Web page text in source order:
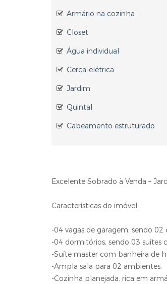
Armário na cozinha
Closet
Água individual
Cerca-elétrica
Jardim
Quintal
Cabeamento estruturado
Excelente Sobrado à Venda –
Características do imóvel:
-04 vagas de garagem, sendo 02
-04 dormitórios, sendo 03 suítes
-Suíte master com banheira de
-Ampla sala para 02 ambientes;
-Cozinha planejada, rica em